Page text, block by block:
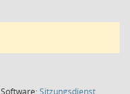
Software:Sitzungsdienst